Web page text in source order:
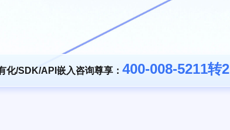
化/SDK/API嵌入咨询尊享： 400-008-5211转2